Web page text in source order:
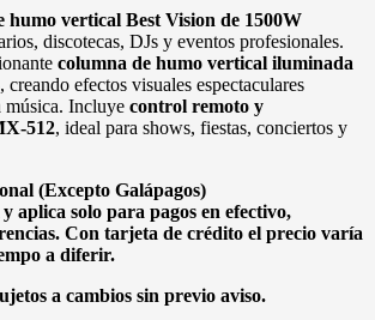
humo vertical Best Vision de 1500W
discotecas, DJs y eventos profesionales.
columna de humo vertical iluminada
, creando efectos visuales espectaculares
música. Incluye control remoto y
512, ideal para shows, fiestas, conciertos y
(Excepto Galápagos)
aplica solo para pagos en efectivo,
Con tarjeta de crédito el precio varía
a diferir.
a cambios sin previo aviso.